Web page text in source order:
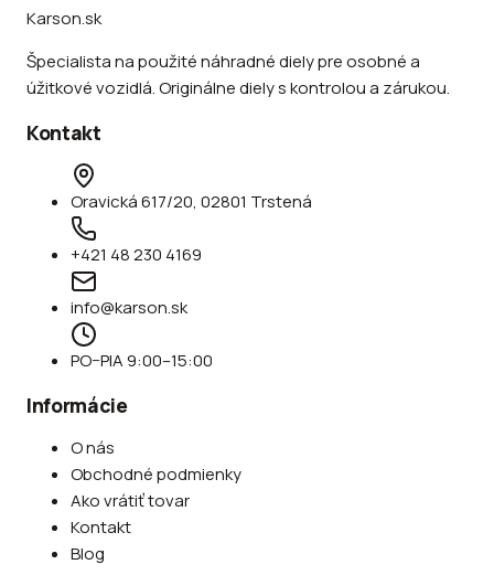
Karson.sk
Špecialista na použité náhradné diely pre osobné a
úžitkové vozidlá. Originálne diely s kontrolou a zárukou.
Kontakt
Oravická 617/20, 02801 Trstená
+421 48 230 4169
info@karson.sk
PO–PIA 9:00–15:00
Informácie
O nás
Obchodné podmienky
Ako vrátiť tovar
Kontakt
Blog